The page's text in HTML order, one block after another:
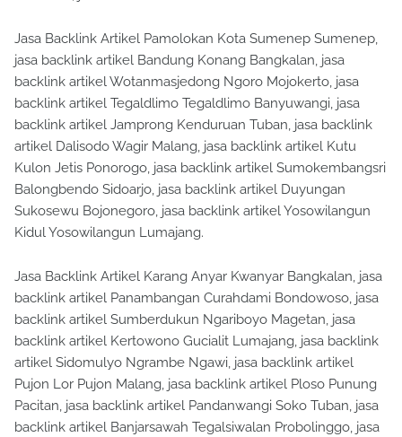
Jasa Backlink Artikel Pamolokan Kota Sumenep Sumenep,
jasa backlink artikel Bandung Konang Bangkalan, jasa
backlink artikel Wotanmasjedong Ngoro Mojokerto, jasa
backlink artikel Tegaldlimo Tegaldlimo Banyuwangi, jasa
backlink artikel Jamprong Kenduruan Tuban, jasa backlink
artikel Dalisodo Wagir Malang, jasa backlink artikel Kutu
Kulon Jetis Ponorogo, jasa backlink artikel Sumokembangsri
Balongbendo Sidoarjo, jasa backlink artikel Duyungan
Sukosewu Bojonegoro, jasa backlink artikel Yosowilangun
Kidul Yosowilangun Lumajang.
Jasa Backlink Artikel Karang Anyar Kwanyar Bangkalan, jasa
backlink artikel Panambangan Curahdami Bondowoso, jasa
backlink artikel Sumberdukun Ngariboyo Magetan, jasa
backlink artikel Kertowono Gucialit Lumajang, jasa backlink
artikel Sidomulyo Ngrambe Ngawi, jasa backlink artikel
Pujon Lor Pujon Malang, jasa backlink artikel Ploso Punung
Pacitan, jasa backlink artikel Pandanwangi Soko Tuban, jasa
backlink artikel Banjarsawah Tegalsiwalan Probolinggo, jasa